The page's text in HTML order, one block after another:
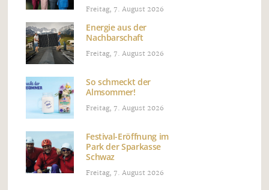
Freitag, 7. August 2026
Energie aus der
Nachbarschaft
Freitag, 7. August 2026
So schmeckt der
Almsommer!
Freitag, 7. August 2026
Festival-Eröffnung im
Park der Sparkasse
Schwaz
Freitag, 7. August 2026